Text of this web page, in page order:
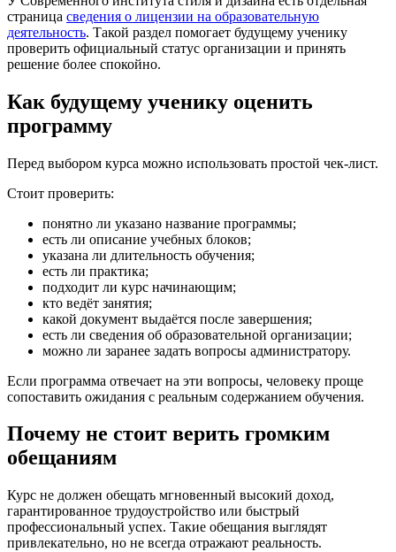
страница сведения о лицензии на образовательную
деятельность. Такой раздел помогает будущему ученику
проверить официальный статус организации и принять
решение более спокойно.
Как будущему ученику оценить
программу
Перед выбором курса можно использовать простой чек-лист.
Стоит проверить:
понятно ли указано название программы;
есть ли описание учебных блоков;
указана ли длительность обучения;
есть ли практика;
подходит ли курс начинающим;
кто ведёт занятия;
какой документ выдаётся после завершения;
есть ли сведения об образовательной организации;
можно ли заранее задать вопросы администратору.
Если программа отвечает на эти вопросы, человеку проще
сопоставить ожидания с реальным содержанием обучения.
Почему не стоит верить громким
обещаниям
Курс не должен обещать мгновенный высокий доход,
гарантированное трудоустройство или быстрый
профессиональный успех. Такие обещания выглядят
привлекательно, но не всегда отражают реальность.